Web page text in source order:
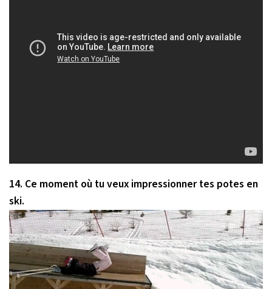
14. Ce moment où tu veux impressionner tes potes en
ski.